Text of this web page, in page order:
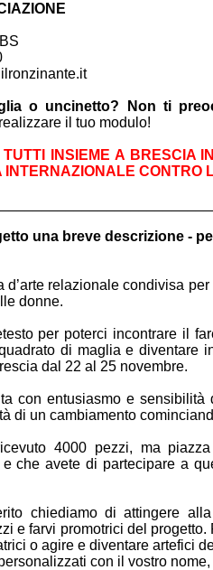
o uncinetto? Non ti
il tuo modulo!
TUTTI INSIEME A BRESCIA
INTERNAZIONALE CONTRO
una breve descrizione -
d’arte relazionale condivisa
donne.
per poterci incontrare il
di maglia e diventare
dal 22 al 25 novembre.
con entusiasmo e
di un cambiamento
4000 pezzi, ma
e che avete di partecipare a
chiediamo di attingere
e farvi promotrici del
o agire e diventare artefici
con il vostro